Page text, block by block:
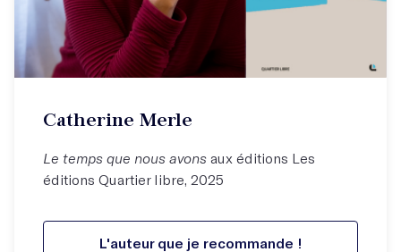
Catherine Merle
Le temps que nous avons aux éditions Les
éditions Quartier libre, 2025
L'auteur que je recommande !